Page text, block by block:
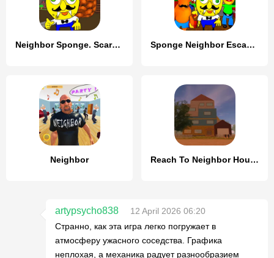
Neighbor Sponge. Scary Secret Sponge Neighbor Escape 3D
Neighbor Reach To Neighbor House
artypsycho838
12 April 2026 06:20
Странно, как эта игра легко погружает в
атмосферу ужасного соседства. Графика
неплохая, а механика радует разнообразием